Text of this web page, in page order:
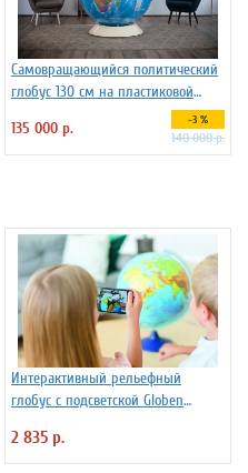
Самовращающийся политический
глобус 130 см на пластиковой
135 000 р. -3 %
140 000 р.
Интерактивный рельефный
глобус с подсветской Globen
2 835 р.